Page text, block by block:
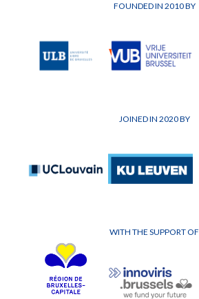
FOUNDED IN 2010 BY
JOINED IN 2020 BY
WITH THE SUPPORT OF